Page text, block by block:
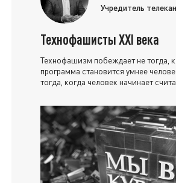
Учредитель
Технофашисты XXI века
Технофашизм побеждает не тогда,
программа становится умнее
тогда, когда человек начинает